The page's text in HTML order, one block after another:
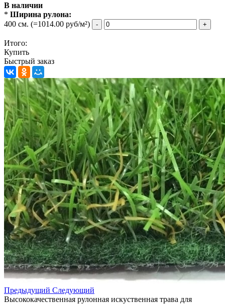
В наличии
* Ширина рулона:
400 см. (=1014.00 руб/м²) - +
Итого:
Купить
Быстрый заказ
Предыдущий Следующий
Высококачественная рулонная искуственная трава для